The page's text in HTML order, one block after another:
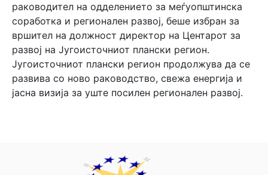
раководител на одделението за меѓуопштинска
соработка и регионален развој, беше избран за
вршител на должност директор на Центарот за
развој на Југоисточниот плански регион.
Југоисточниот плански регион продолжува да се
развива со ново раководство, свежа енергија и
јасна визија за уште посилен регионален развој.